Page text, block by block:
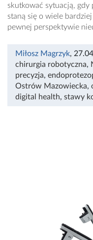
skutkować sytuacją,
staną się o wiele
pewnej perspektywie
Miłosz Magrzyk,
chirurgia robotyczna,
precyzja,
Ostrów Mazowiecka,
digital health, stawy